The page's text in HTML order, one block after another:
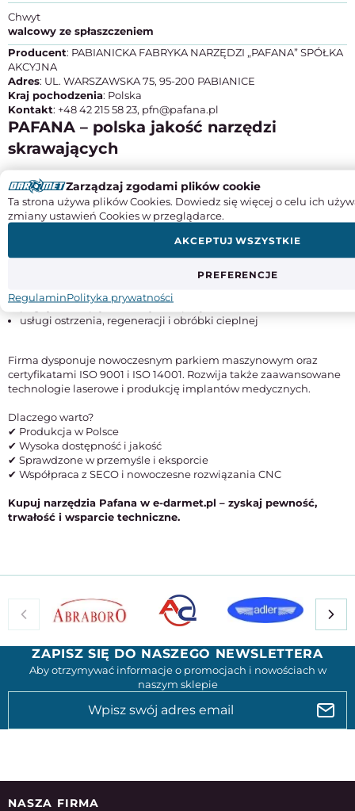
Chwyt
walcowy ze spłaszczeniem
Producent: PABIANICKA FABRYKA NARZĘDZI „PAFANA” SPÓŁKA
AKCYJNA
Adres: UL. WARSZAWSKA 75, 95-200 PABIANICE
Kraj pochodzenia: Polska
Kontakt: +48 42 215 58 23, pfn@pafana.pl
PAFANA – polska jakość narzędzi
skrawających
Pafana (Pabianicka Fabryka Narzędzi)
to renomowany polski
producent narzędzi skrawających z ponad 70-letnią historią. Od
1952 roku firma dostarcza noże tokarskie, frezy, wiertła oraz płytki
wieloostrzowe, łącząc tradycję z nowoczesnymi technologiami.
noże tokarskie składane i lutowane
narzędzia składane i monolityczne
pogłębiacze, płytki, narzędzia specjalne
usługi ostrzenia, regeneracji i obróbki cieplnej
Firma dysponuje nowoczesnym parkiem maszynowym oraz
certyfikatami ISO 9001 i ISO 14001. Rozwija także zaawansowane
technologie laserowe i produkcję implantów medycznych.
Dlaczego warto?
✔ Produkcja w Polsce
✔ Wysoka dostępność i jakość
✔ Sprawdzone w przemyśle i eksporcie
✔ Współpraca z SECO i nowoczesne rozwiązania CNC
Kupuj narzędzia Pafana w e-darmet.pl – zyskaj pewność,
trwałość i wsparcie techniczne.
ZAPISZ SIĘ DO NASZEGO NEWSLETTERA
Aby otrzymywać informacje o promocjach i nowościach w
naszym sklepie
NASZA FIRMA
Zarządzaj zgodami plików cookie
Ta strona używa plików Cookies. Dowiedz się więcej o celu ich
zmiany ustawień Cookies w przeglądarce.
PREFERENCJE
AKCEPTUJ WSZYSTKIE
RegulaminPolityka prywatności